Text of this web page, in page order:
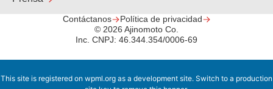
Contáctanos
Política de privacidad
© 2026 Ajinomoto Co.
Inc. CNPJ: 46.344.354/0006-69
This site is registered on wpml.org as a development site. Switch to a production